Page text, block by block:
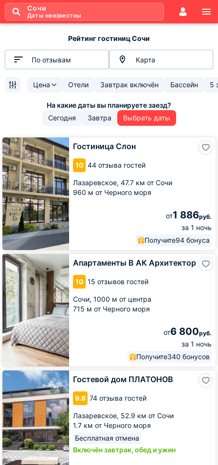
Сочи
Даты неизвестны
Рейтинг гостиниц Сочи
По отзывам Карта
Цена Отели Завтрак включён Бассейн 5
Сегодня Завтра Выбрать даты
Гостиница Слон
10 44 отзыва гостей
Лазаревское, 47.7 км от Сочи
960 м от Черного моря
от1 886руб.
за 1 ночь
Получите94 бонуса
Гостиница
Слон
Апартаменты В АК Архитектор
10 15 отзывов гостей
Сочи, 1000 м от центра
715 м от Черного моря
от6 800руб.
за 1 ночь
Получите340 бонусов
Апартаменты
В
АК
Архитектор
Гостевой дом ПЛАТОНОВ
9.8 74 отзыва гостей
Лазаревское, 52.9 км от Сочи
1.7 км от Черного моря
Бесплатная отмена
Включён завтрак, обед и ужин
Гостевой
ПЛАТОНОВ